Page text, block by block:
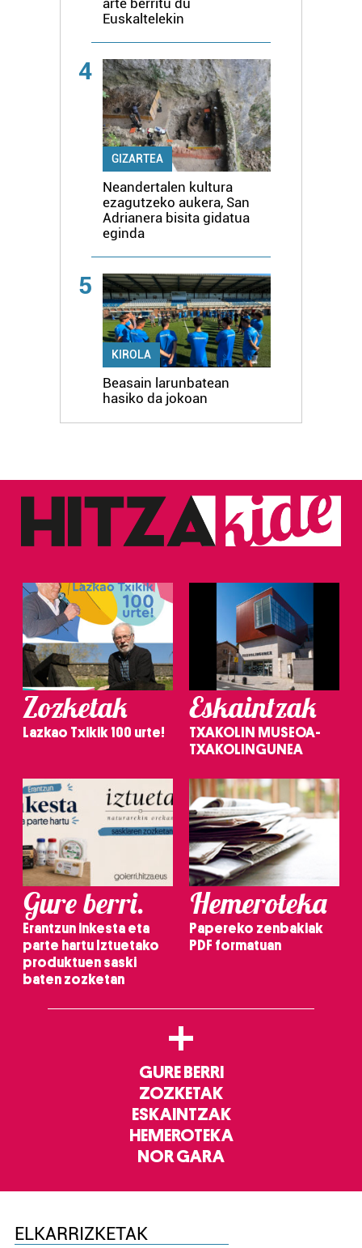
Euskaltelekin
4
GIZARTEA
Neandertalen kultura
ezagutzeko aukera, San
Adrianera bisita gidatua
eginda
5
KIROLA
Beasain larunbatean
hasiko da jokoan
Zozketak
Lazkao Txikik 100 urte!
Eskaintzak
TXAKOLIN MUSEOA-
TXAKOLINGUNEA
Gure berri.
Erantzun inkesta eta
parte hartu Iztuetako
produktuen saski
baten zozketan
Hemeroteka
Papereko zenbakiak
PDF formatuan
+
GURE BERRI
ZOZKETAK
ESKAINTZAK
HEMEROTEKA
NOR GARA
ELKARRIZKETAK